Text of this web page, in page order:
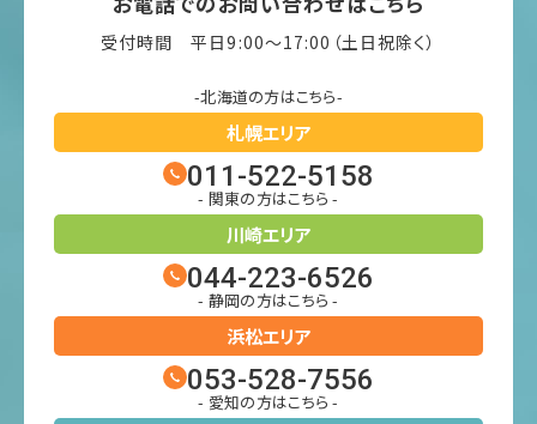
受付時間 平日9:00〜17:00（土日祝除く）
-北海道の方はこちら-
札幌エリア
011-522-5158
- 関東の方はこちら -
川崎エリア
044-223-6526
- 静岡の方はこちら -
浜松エリア
053-528-7556
- 愛知の方はこちら -